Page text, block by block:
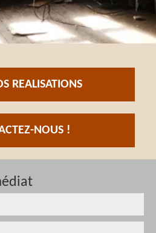
REALISATIONS
NOUS !